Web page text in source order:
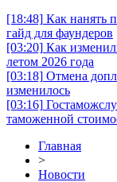
[18:48] Как нанять
гайд для фаундеров
[03:20] Как
летом 2026 года
[03:18] Отмена
изменилось
[03:16]
таможенной
Главная
>
Новости